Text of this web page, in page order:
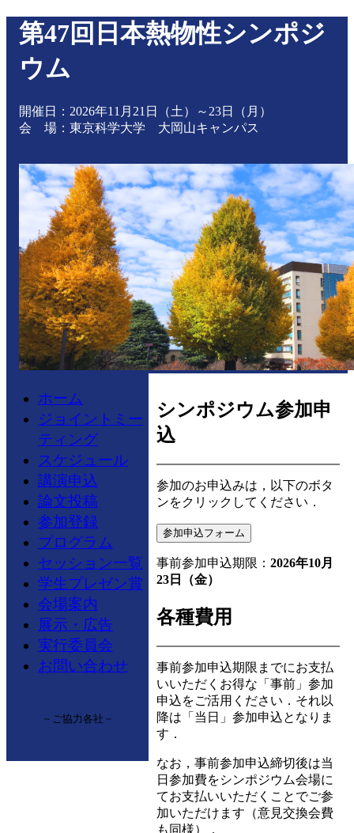
第47回日本熱物性シンポジ
ウム
開催日：2026年11月21日（土）～23日（月）
会 場：東京科学大学 大岡山キャンパス
ホーム
ジョイントミー
ティング
スケジュール
講演申込
論文投稿
参加登録
プログラム
セッション一覧
学生プレゼン賞
会場案内
展示・広告
実行委員会
お問い合わせ
~ ご協力各社 ~
シンポジウム参加申
込
参加のお申込みは，以下のボタ
ンをクリックしてください．
参加申込フォーム
事前参加申込期限： 2026年10月
23日（金）
各種費用
事前参加申込期限までにお支払
いいただくお得な「事前」参加
申込をご活用ください．それ以
降は「当日」参加申込となりま
す．
なお，事前参加申込締切後は当
日参加費をシンポジウム会場に
てお支払いいただくことでご参
加いただけます（意見交換会費
も同様）．